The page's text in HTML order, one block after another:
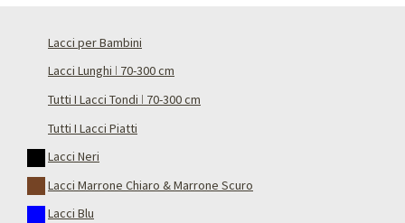
Lacci per Bambini
Lacci Lunghi ǀ 70-300 cm
Tutti I Lacci Tondi ǀ 70-300 cm
Tutti I Lacci Piatti
Lacci Neri
Lacci Marrone Chiaro & Marrone Scuro
Lacci Blu